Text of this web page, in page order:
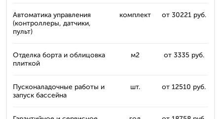
Автоматика управления
(контроллеры, датчики,
пульт)
комплект от 30221 руб.
Отделка борта и облицовка
плиткой
м2 от 3335 руб.
Пусконаладочные работы и
запуск бассейна
шт. от 12510 руб.